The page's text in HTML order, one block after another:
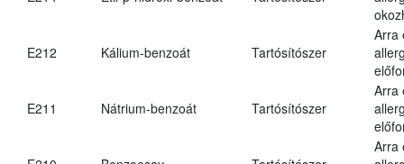
E212 Kálium-benzoát Tartósítószer
Arra
E211 Nátrium-benzoát Tartósítószer
Arra
Arra